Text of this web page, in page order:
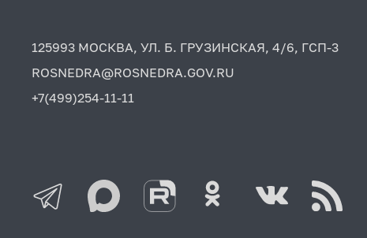
125993 МОСКВА, УЛ. Б. ГРУЗИНСКАЯ, 4/6, ГСП-3
ROSNEDRA@ROSNEDRA.GOV.RU
+7(499)254-11-11